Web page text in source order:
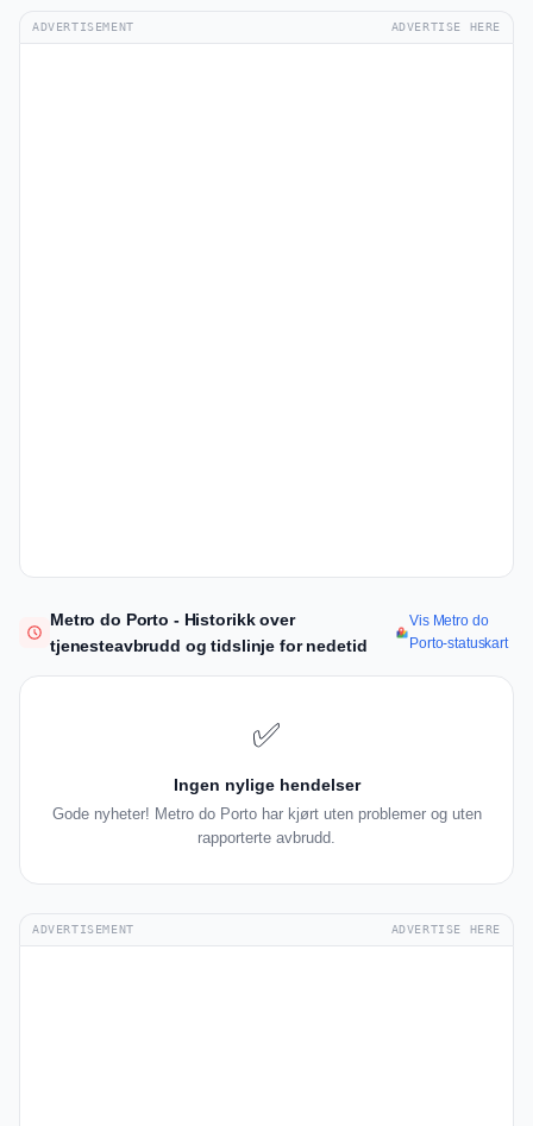
ADVERTISEMENT ADVERTISE HERE
Metro do Porto - Historikk over
tjenesteavbrudd og tidslinje for nedetid
Vis Metro do
Porto-statuskart
✅
Ingen nylige hendelser
Gode nyheter! Metro do Porto har kjørt uten problemer og uten
rapporterte avbrudd.
ADVERTISEMENT ADVERTISE HERE